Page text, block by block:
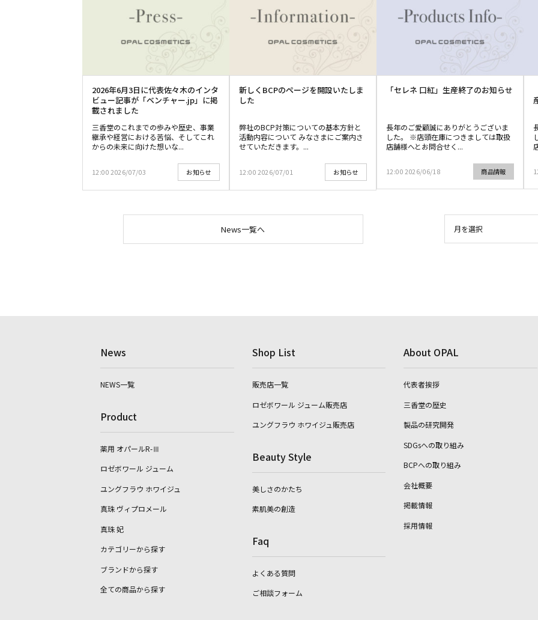
2026年6月3日に代表佐々木のインタ
ビュー記事が「ベンチャー.jp」に掲
載されました
三香堂のこれまでの歩みや歴史、事業
継承や経営における苦悩、そしてこれ
からの未来に向けた想いな...
12:00 2026/07/03 お知らせ
新しくBCPのページを開設いたしま
した
弊社のBCP対策についての基本方針と
活動内容について みなさまにご案内さ
せていただきます。...
12:00 2026/07/01 お知らせ
「セレネ 口紅」生産終了のお知らせ
長年のご愛顧誠にありがとうございま
した。 ※店頭在庫につきましては取扱
店舗様へとお問合せく...
12:00 2026/06/18 商品情報
News一覧へ
News
NEWS一覧
Product
薬用 オパールR-Ⅲ
ロゼボワール ジューム
ユングフラウ ホワイジュ
真珠 ヴィプロメール
真珠 妃
カテゴリーから探す
ブランドから探す
全ての商品から探す
Shop List
販売店一覧
ロゼボワール ジューム販売店
ユングフラウ ホワイジュ販売店
Beauty Style
美しさのかたち
素肌美の創造
Faq
よくある質問
ご相談フォーム
About OPAL
代表者挨拶
三香堂の歴史
製品の研究開発
SDGsへの取り組み
BCPへの取り組み
会社概要
掲載情報
採用情報